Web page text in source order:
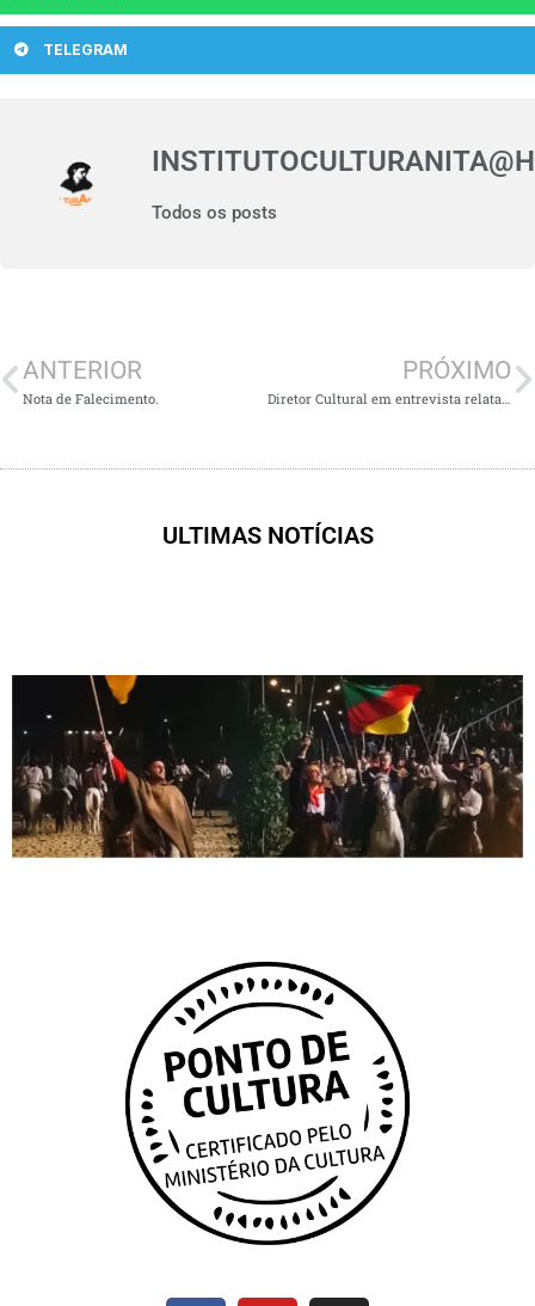
TELEGRAM
Todos os posts
ANTERIOR
Nota de Falecimento.
PRÓXIMO
Diretor Cultural em entrevista relata Viagem da Comitiva à Itália.
ULTIMAS NOTÍCIAS